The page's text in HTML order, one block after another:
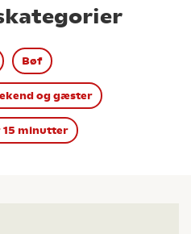
Bøf
og gæster
15 minutter